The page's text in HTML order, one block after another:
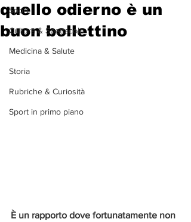
Sport
Cultura & Spettacolo
Medicina & Salute
Storia
Rubriche & Curiosità
Sport in primo piano
quello odierno è un
buon bollettino
È un rapporto dove fortunatamente non